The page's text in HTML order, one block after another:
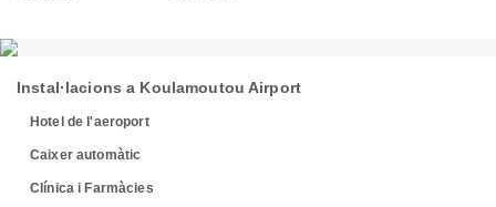
Instal·lacions a Koulamoutou Airport
Hotel de l'aeroport
Caixer automàtic
Clínica i Farmàcies